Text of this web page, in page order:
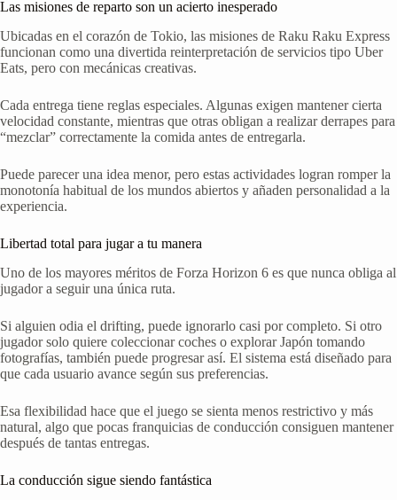
Las misiones de reparto son un acierto inesperado
Ubicadas en el corazón de Tokio, las misiones de Raku Raku Express
funcionan como una divertida reinterpretación de servicios tipo Uber
Eats, pero con mecánicas creativas.
Cada entrega tiene reglas especiales. Algunas exigen mantener cierta
velocidad constante, mientras que otras obligan a realizar derrapes para
“mezclar” correctamente la comida antes de entregarla.
Puede parecer una idea menor, pero estas actividades logran romper la
monotonía habitual de los mundos abiertos y añaden personalidad a la
experiencia.
Libertad total para jugar a tu manera
Uno de los mayores méritos de Forza Horizon 6 es que nunca obliga al
jugador a seguir una única ruta.
Si alguien odia el drifting, puede ignorarlo casi por completo. Si otro
jugador solo quiere coleccionar coches o explorar Japón tomando
fotografías, también puede progresar así. El sistema está diseñado para
que cada usuario avance según sus preferencias.
Esa flexibilidad hace que el juego se sienta menos restrictivo y más
natural, algo que pocas franquicias de conducción consiguen mantener
después de tantas entregas.
La conducción sigue siendo fantástica